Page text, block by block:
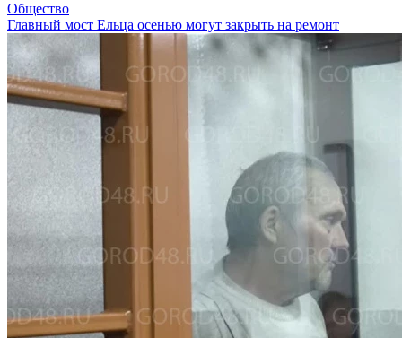
Общество
Главный мост Ельца осенью могут закрыть на ремонт